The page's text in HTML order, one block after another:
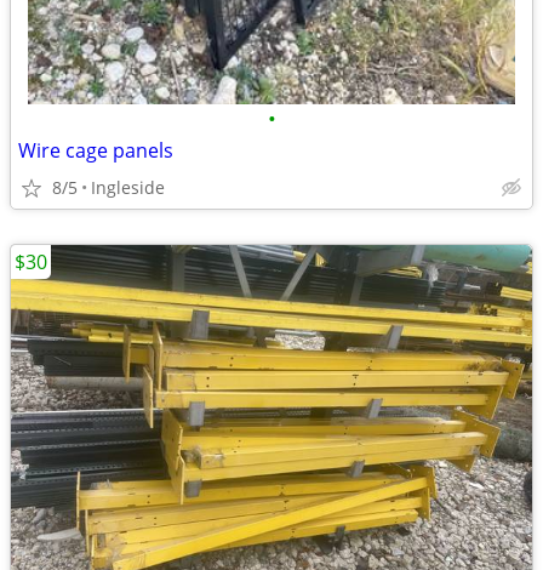
•
Wire cage panels
8/5 Ingleside
$30